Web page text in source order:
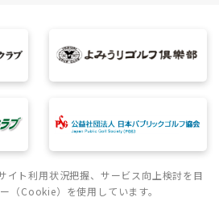
イト利用状況把握、サービス向上検討を目
（Cookie）を使用しています。